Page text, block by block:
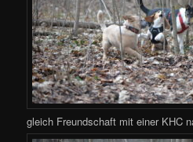
gleich Freundschaft mit einer KHC